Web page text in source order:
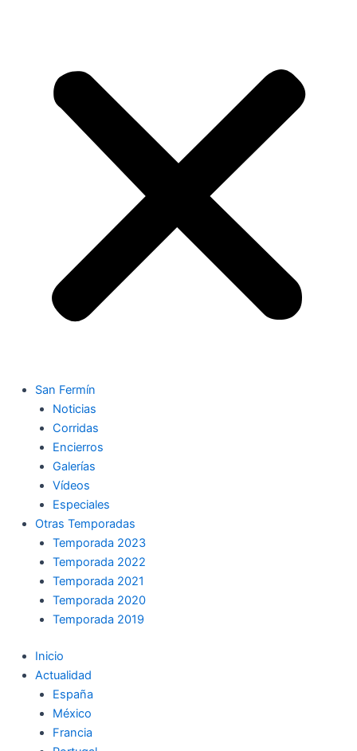
San Fermín
Noticias
Corridas
Encierros
Galerías
Vídeos
Especiales
Otras Temporadas
Temporada 2023
Temporada 2022
Temporada 2021
Temporada 2020
Temporada 2019
Inicio
Actualidad
España
México
Francia